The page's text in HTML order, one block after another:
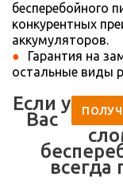
бесперебойного
конкурентных
аккумуляторов.
Гарантия на
остальные виды
Если у
Вас
всегда